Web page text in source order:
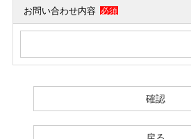
お問い合わせ内容 必須